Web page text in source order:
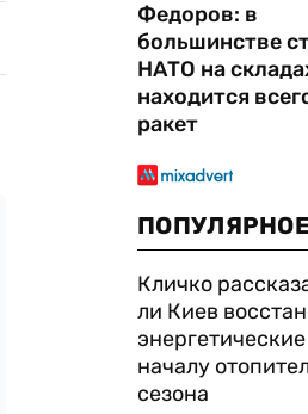
Федоров: в
большинстве
НАТО на
находится
ракет
ПОПУЛЯРНОЕ
Кличко
ли Киев
началу
сезона